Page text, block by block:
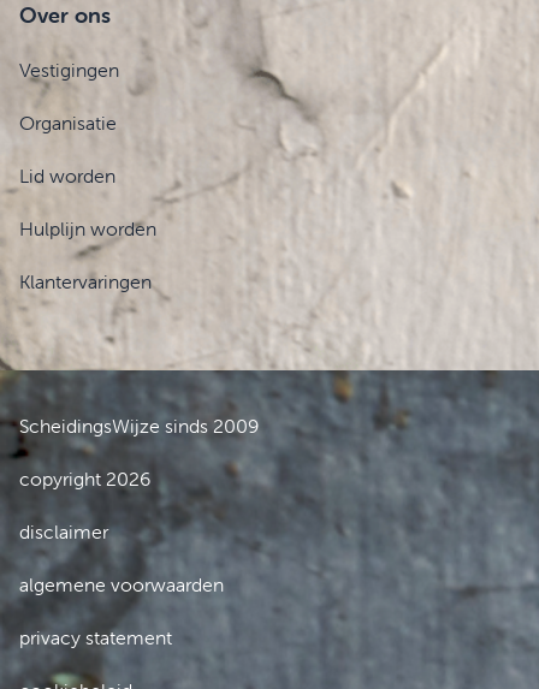
Over ons
Vestigingen
Organisatie
Lid worden
Hulplijn worden
Klantervaringen
ScheidingsWijze sinds 2009
copyright 2026
disclaimer
algemene voorwaarden
privacy statement